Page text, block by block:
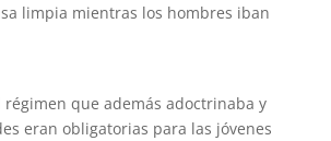
limpia mientras los hombres iban
régimen que además adoctrinaba y
eran obligatorias para las jóvenes